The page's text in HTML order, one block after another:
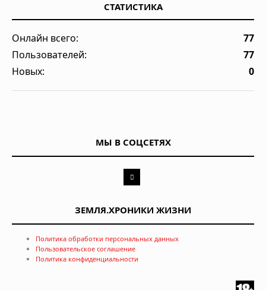
СТАТИСТИКА
Онлайн всего:
77
Пользователей:
77
Новых:
0
МЫ В СОЦСЕТЯХ
ЗЕМЛЯ.ХРОНИКИ ЖИЗНИ
Политика обработки персональных данных
Пользовательское соглашение
Политика конфиденциальности